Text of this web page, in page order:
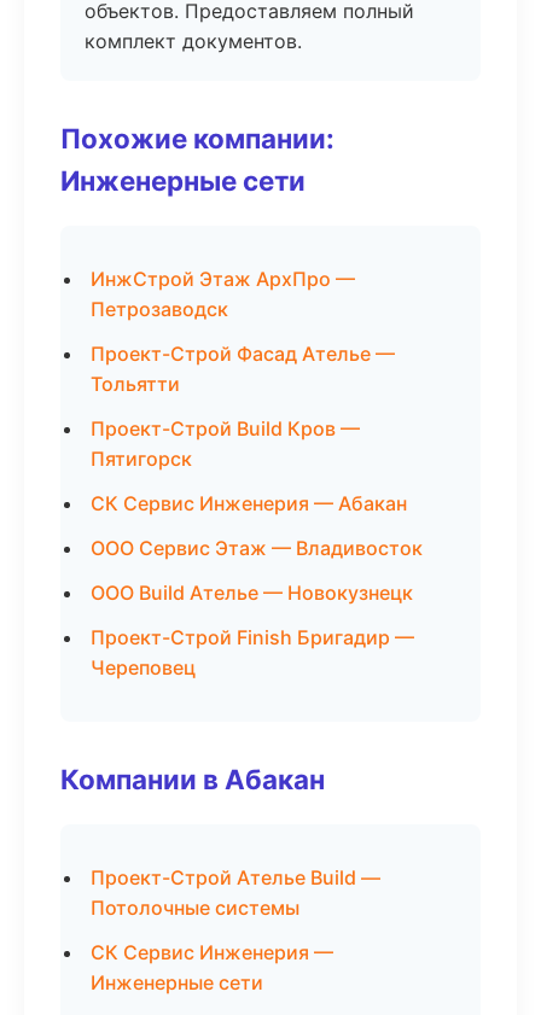
объектов. Предоставляем полный
комплект документов.
Похожие компании:
Инженерные сети
ИнжСтрой Этаж АрхПро —
Петрозаводск
Проект-Строй Фасад Ателье —
Тольятти
Проект-Строй Build Кров —
Пятигорск
СК Сервис Инженерия — Абакан
ООО Сервис Этаж — Владивосток
ООО Build Ателье — Новокузнецк
Проект-Строй Finish Бригадир —
Череповец
Компании в Абакан
Проект-Строй Ателье Build —
Потолочные системы
СК Сервис Инженерия —
Инженерные сети